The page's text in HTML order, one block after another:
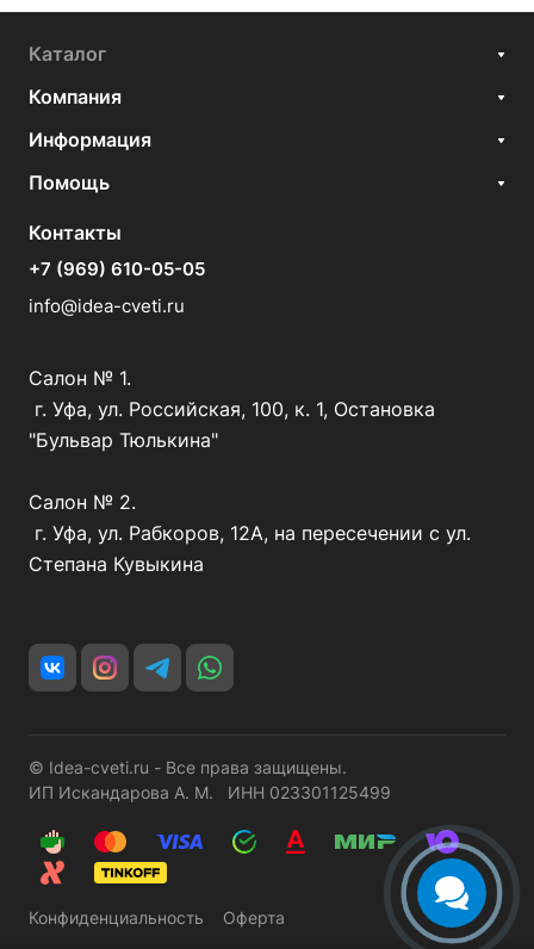
Каталог
Компания
Информация
Помощь
Контакты
+7 (969) 610-05-05
info@idea-cveti.ru
Салон № 1.
г. Уфа, ул. Российская, 100, к. 1, Остановка
"Бульвар Тюлькина"
Салон № 2.
г. Уфа, ул. Рабкоров, 12А, на пересечении с ул.
Степана Кувыкина
© Idea-cveti.ru - Все права защищены.
ИП Искандарова А. М. ИНН 023301125499
Конфиденциальность Оферта